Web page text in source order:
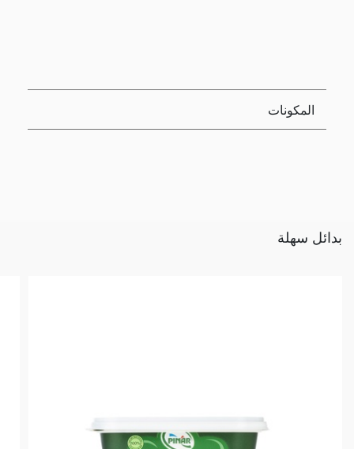
المكونات
بدائل سهلة